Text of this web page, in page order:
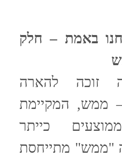
באמת – חלק
זוכה להארה
ממש, המקיימת
כייתר
"ממש" מתייחסת